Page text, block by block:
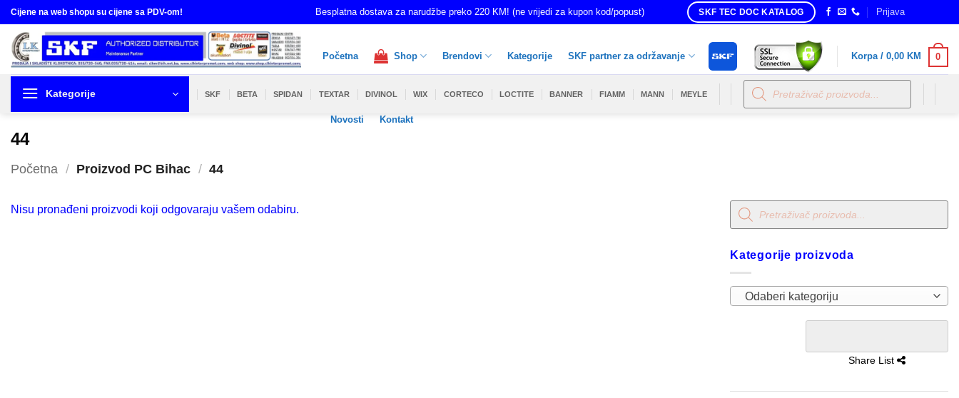
Skip
to
content
Cijene na web shopu su cijene sa PDV-om! Besplatna dostava za narudžbe preko 220 KM! (ne vrijedi za kupon kod/popust) SKF TEC DOC KATALOG Prijava
Početna Shop Brendovi Kategorije SKF partner za održavanje
Novosti Kontakt
Korpa / 0,00 KM 0
Kategorije SKF BETA SPIDAN TEXTAR DIVINOL WIX CORTECO LOCTITE BANNER FIAMM MANN MEYLE
Products
search
44
Početna / Proizvod PC Bihac / 44
Nisu pronađeni proizvodi koji odgovaraju vašem odabiru.
Products
search
Kategorije proizvoda
Odaberi kategoriju
Share List